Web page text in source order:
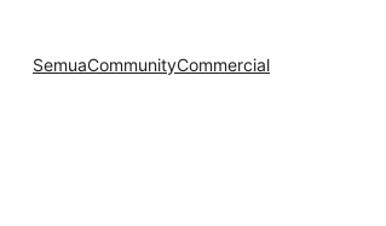
SemuaCommunityCommercial